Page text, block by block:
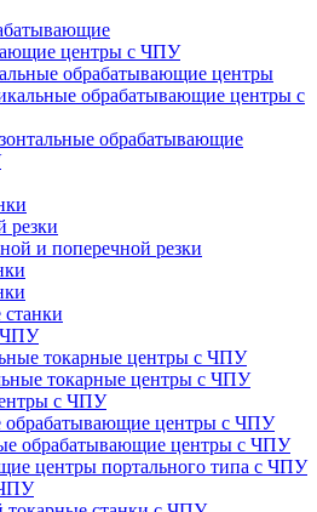
центры с ЧПУ
обрабатывающие центры
обрабатывающие центры с
обрабатывающие
резки
и поперечной резки
ЧПУ
токарные центры с ЧПУ
токарные центры с ЧПУ
с ЧПУ
обрабатывающие центры с ЧПУ
обрабатывающие центры с ЧПУ
центры портального типа с ЧПУ